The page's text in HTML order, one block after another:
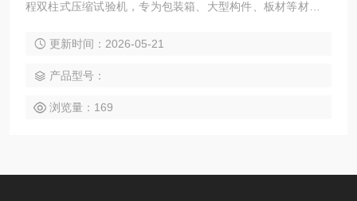
程双柱式压缩试验机，专为包装箱、大型构件、板材等材料的
覆盖 50kN~100kN，可完成抗压强度、压溃载荷、变形量、抗
材、家具、汽车等行业，是工业企业、质检机构的专用力学检
测设备。
更新时间：2026-05-21
产品型号：
浏览量：169